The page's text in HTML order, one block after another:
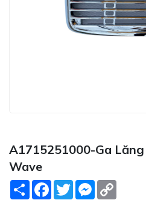
A1715251000-Ga
Wave
Share Facebook
TwitterMessenger